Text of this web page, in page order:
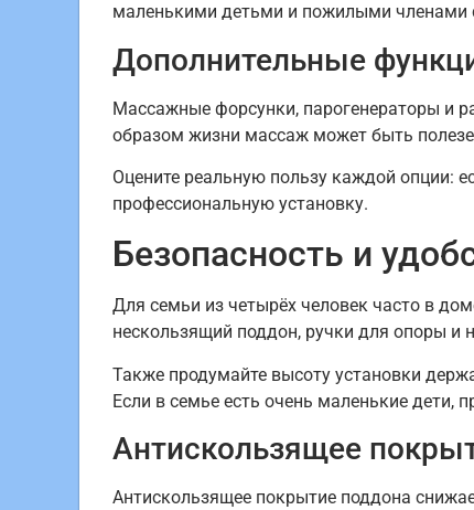
маленькими детьми и пожилыми членами
Дополнительные
Массажные форсунки, парогенераторы и
образом жизни массаж может быть
Оцените реальную пользу каждой опции:
профессиональную установку.
Безопасность и
Для семьи из четырёх человек часто в
нескользящий поддон, ручки для опоры и
Также продумайте высоту установки
Если в семье есть очень маленькие дети,
Антискользящее
Антискользящее покрытие поддона